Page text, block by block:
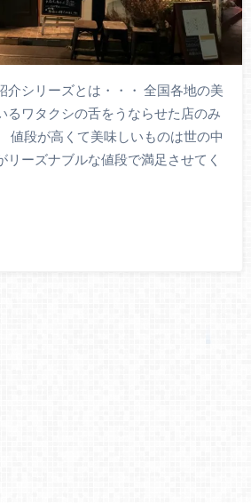
介シリーズとは・・・ 全国各地の美
るワタクシの舌をうならせた店のみ
値段が高くて美味しいものは世の中
リーズナブルな値段で満足させてく